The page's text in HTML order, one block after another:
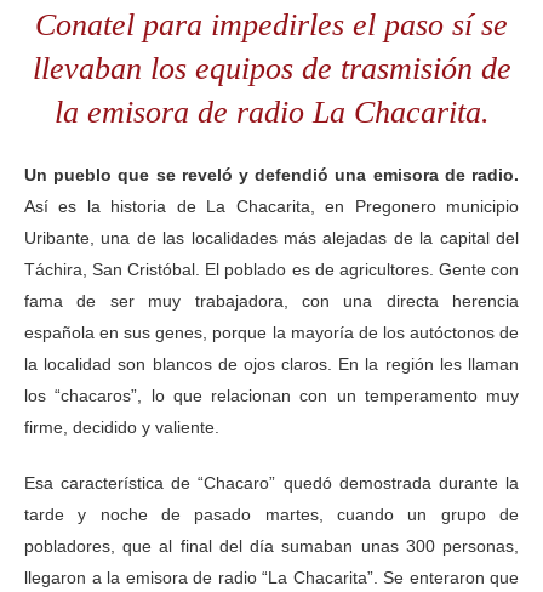
Conatel para impedirles el paso sí se
llevaban los equipos de trasmisión de
la emisora de radio La Chacarita.
Un pueblo que se reveló y defendió una emisora de radio.
Así es la historia de La Chacarita, en Pregonero municipio
Uribante, una de las localidades más alejadas de la capital del
Táchira, San Cristóbal. El poblado es de agricultores. Gente con
fama de ser muy trabajadora, con una directa herencia
española en sus genes, porque la mayoría de los autóctonos de
la localidad son blancos de ojos claros. En la región les llaman
los “chacaros”, lo que relacionan con un temperamento muy
firme, decidido y valiente.
Esa característica de “Chacaro” quedó demostrada durante la
tarde y noche de pasado martes, cuando un grupo de
pobladores, que al final del día sumaban unas 300 personas,
llegaron a la emisora de radio “La Chacarita”. Se enteraron que